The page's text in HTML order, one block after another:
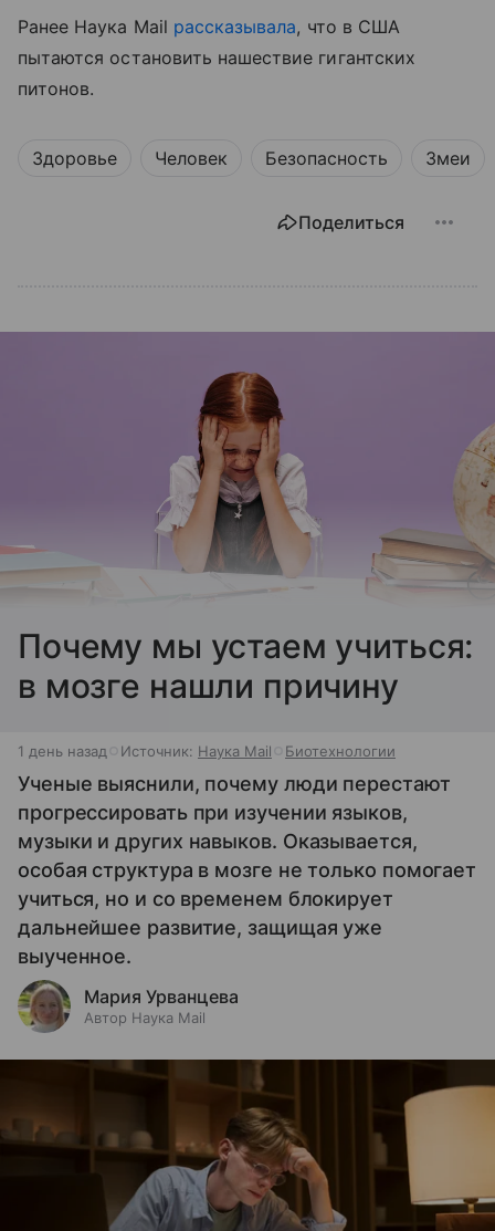
Ранее Наука Mail рассказывала, что в США
пытаются остановить нашествие гигантских
питонов.
Здоровье Человек Безопасность Змеи
Поделиться
Почему мы устаем учиться:
в мозге нашли причину
1 день назад Источник: Наука Mail Биотехнологии
Ученые выяснили, почему люди перестают
прогрессировать при изучении языков,
музыки и других навыков. Оказывается,
особая структура в мозге не только помогает
учиться, но и со временем блокирует
дальнейшее развитие, защищая уже
выученное.
Мария Урванцева
Автор Наука Mail